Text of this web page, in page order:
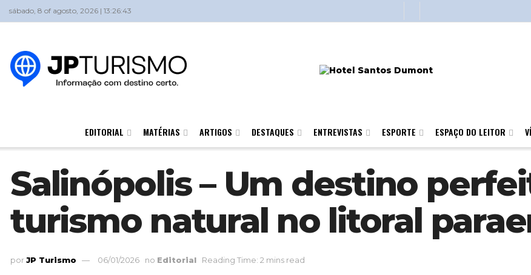
sábado, 8 of agosto, 2026 | 13:26:43
EDITORIAL MATÉRIAS ARTIGOS DESTAQUES ENTREVISTAS ESPORTE ESPAÇO DO LEITOR
Salinópolis – Um destino
turismo natural no litoral
porJP Turismo 06/01/2026 no Editorial Reading Time: 2 mins read